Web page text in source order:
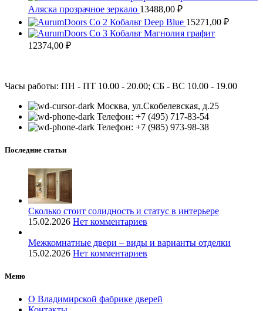
Аляска прозрачное зеркало 13488,00 ₽
Co 2 Кобальт Deep Blue 15271,00 ₽
Co 3 Кобальт Магнолия графит
12374,00 ₽
Часы работы: ПН - ПТ 10.00 - 20.00; СБ - ВС 10.00 - 19.00
Москва, ул.Скобелевская, д.25
Телефон: +7 (495) 717-83-54
Телефон: +7 (985) 973-98-38
Последние статьи
Сколько стоит солидность и статус в интерьере
15.02.2026 Нет комментариев
Межкомнатные двери – виды и варианты отделки
15.02.2026 Нет комментариев
Меню
О Владимирской фабрике дверей